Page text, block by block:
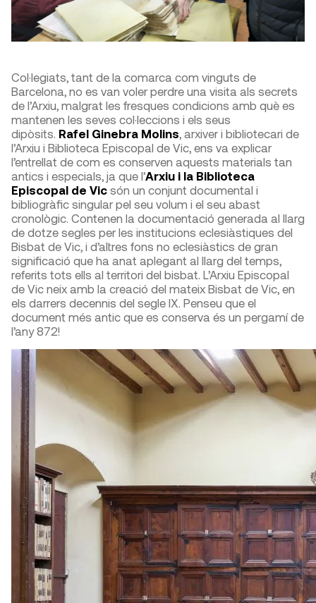
Col·legiats, tant de la comarca com vinguts de
Barcelona, no es van voler perdre una visita als secrets
de l’Arxiu, malgrat les fresques condicions amb què es
mantenen les seves col·leccions i els seus
dipòsits. Rafel Ginebra Molins, arxiver i bibliotecari de
l’Arxiu i Biblioteca Episcopal de Vic, ens va explicar
l’entrellat de com es conserven aquests materials tan
antics i especials, ja que l’Arxiu i la Biblioteca
Episcopal de Vic són un conjunt documental i
bibliogràfic singular pel seu volum i el seu abast
cronològic. Contenen la documentació generada al llarg
de dotze segles per les institucions eclesiàstiques del
Bisbat de Vic, i d’altres fons no eclesiàstics de gran
significació que ha anat aplegant al llarg del temps,
referits tots ells al territori del bisbat. L’Arxiu Episcopal
de Vic neix amb la creació del mateix Bisbat de Vic, en
els darrers decennis del segle IX. Penseu que el
document més antic que es conserva és un pergamí de
l’any 872!